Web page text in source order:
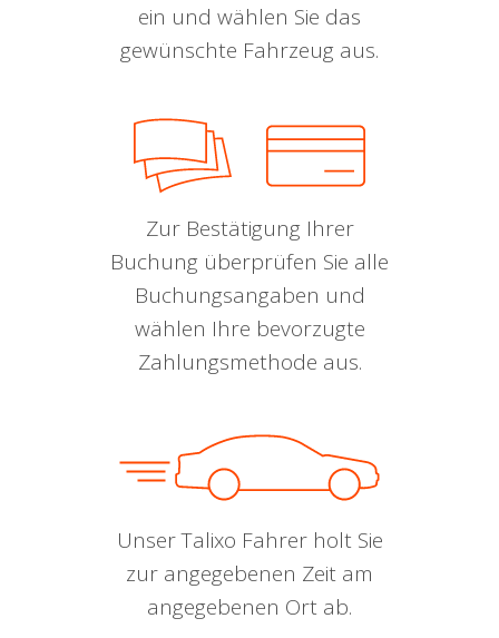
ein und wählen Sie das
gewünschte Fahrzeug aus.
Zur Bestätigung Ihrer
Buchung überprüfen Sie alle
Buchungsangaben und
wählen Ihre bevorzugte
Zahlungsmethode aus.
Unser Talixo Fahrer holt Sie
zur angegebenen Zeit am
angegebenen Ort ab.